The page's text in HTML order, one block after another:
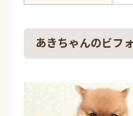
あきちゃんのビフ